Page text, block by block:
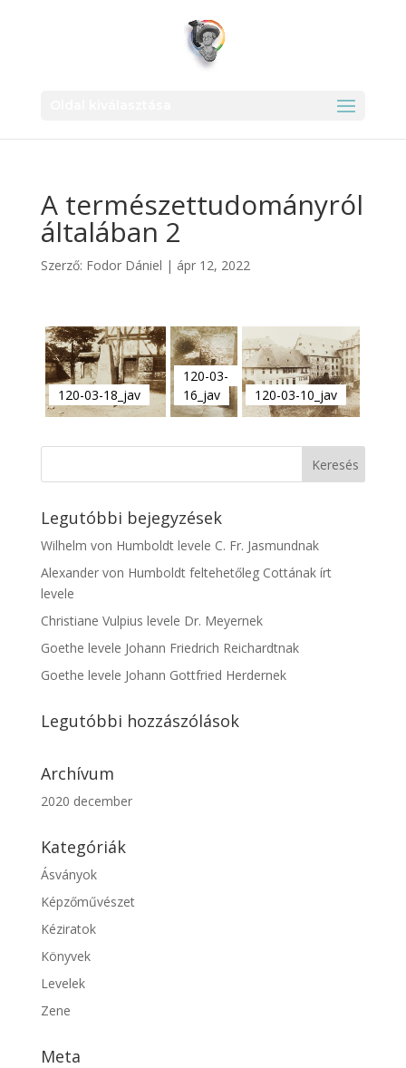
A természettudományról
általában 2
Szerző: Fodor Dániel | ápr 12, 2022
120-03-18_jav
120-03-
16_jav
120-03-10_jav
Legutóbbi bejegyzések
Wilhelm von Humboldt levele C. Fr. Jasmundnak
Alexander von Humboldt feltehetőleg Cottának írt
levele
Christiane Vulpius levele Dr. Meyernek
Goethe levele Johann Friedrich Reichardtnak
Goethe levele Johann Gottfried Herdernek
Legutóbbi hozzászólások
Archívum
2020 december
Kategóriák
Ásványok
Képzőművészet
Kéziratok
Könyvek
Levelek
Zene
Meta